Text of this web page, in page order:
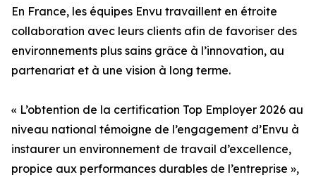
En France, les équipes Envu travaillent en étroite
collaboration avec leurs clients afin de favoriser des
environnements plus sains grâce à l’innovation, au
partenariat et à une vision à long terme.
« L’obtention de la certification Top Employer 2026 au
niveau national témoigne de l’engagement d’Envu à
instaurer un environnement de travail d’excellence,
propice aux performances durables de l’entreprise »,